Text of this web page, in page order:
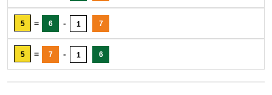
5 = 6 - 1 7
5 = 7 - 1 6